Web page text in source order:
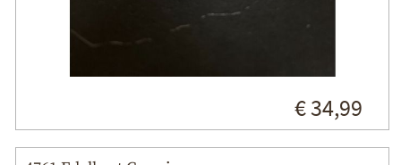
€ 34,99